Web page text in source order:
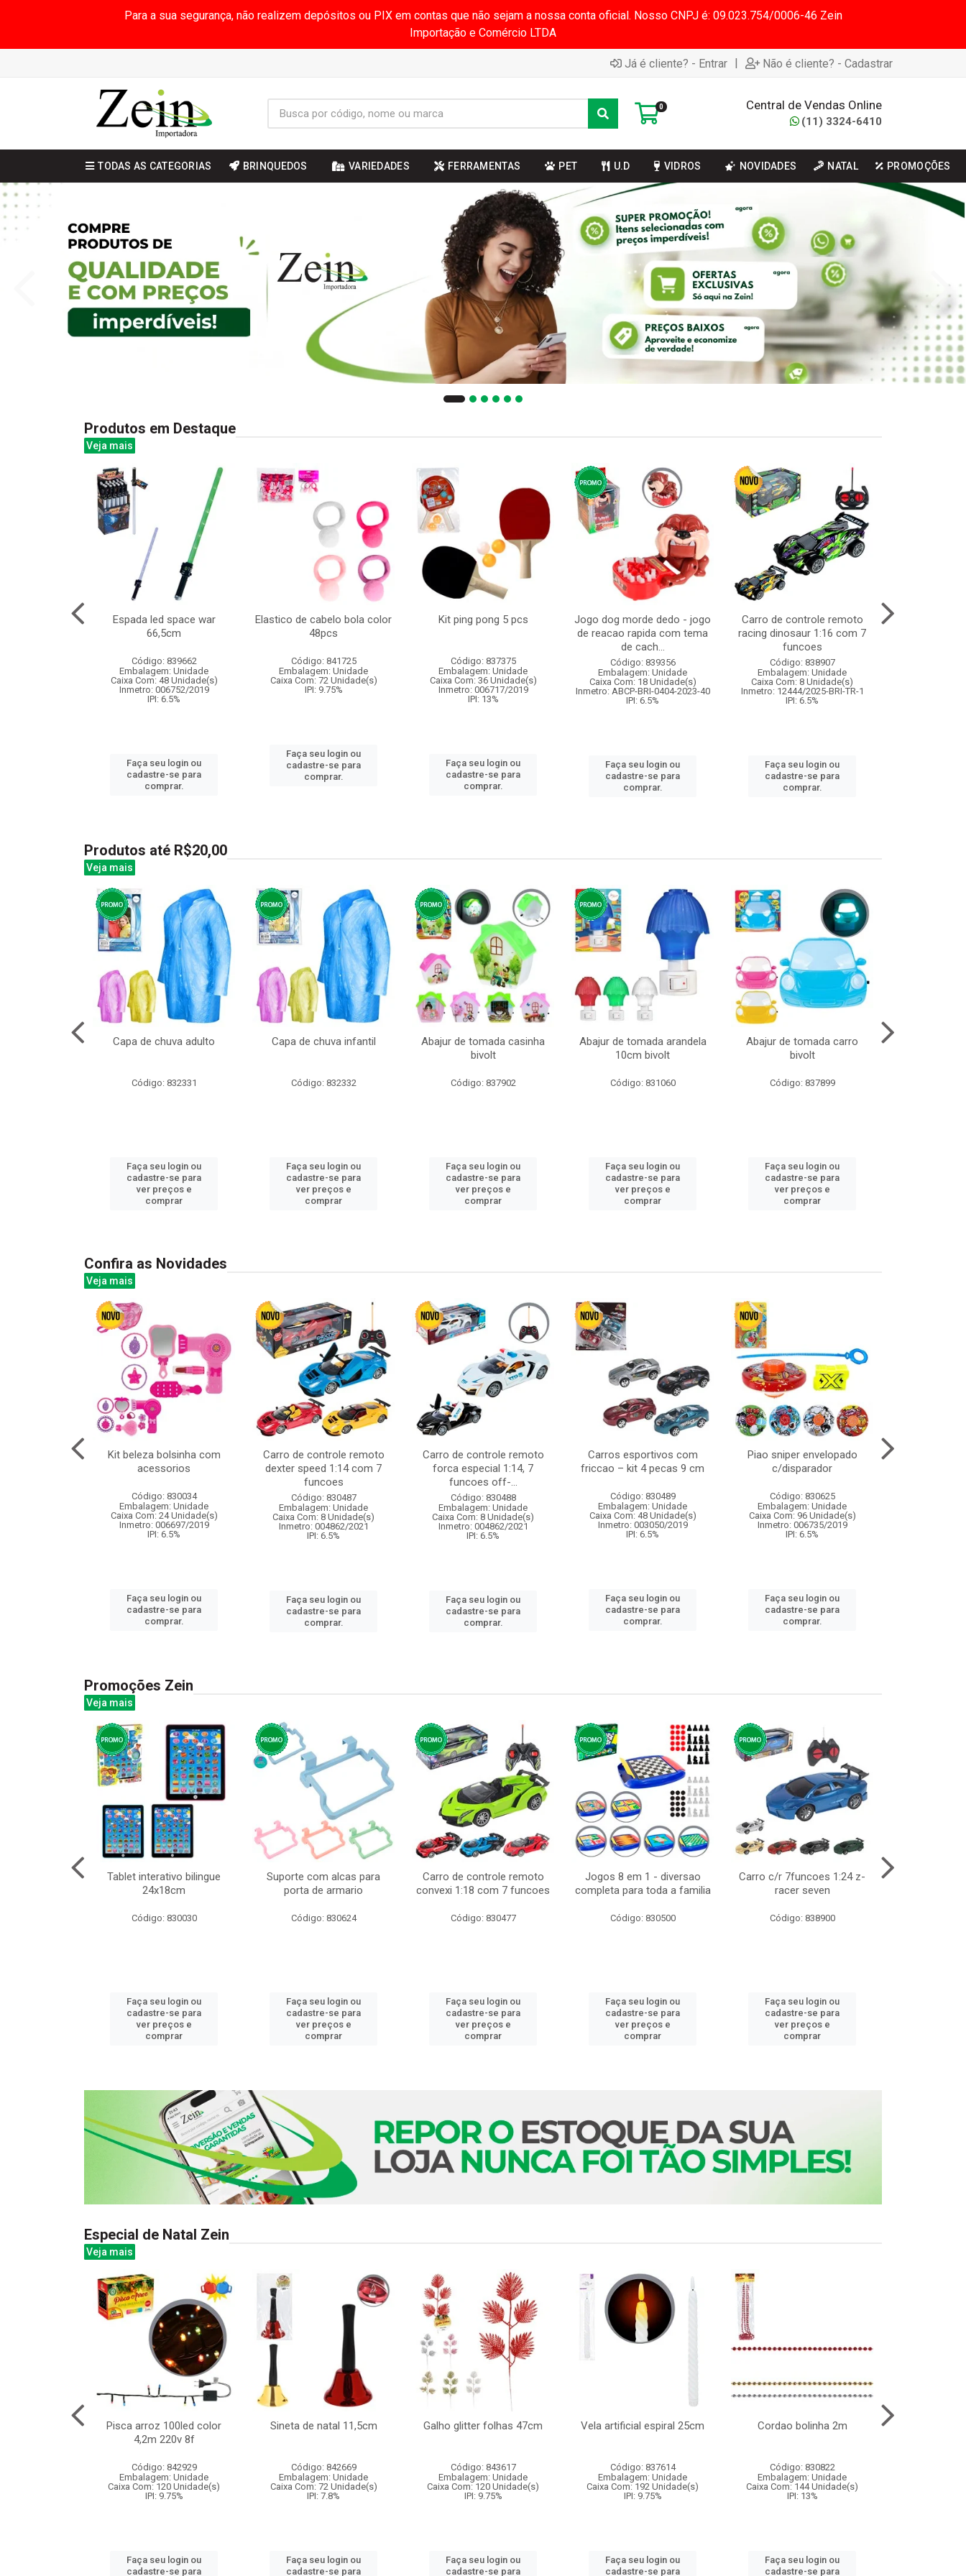
Para a sua segurança, não realizem depósitos ou PIX em contas que não sejam a nossa conta oficial. Nosso CNPJ é: 09.023.754/0006-46 Zein
Importação e Comércio LTDA
Já é cliente? - Entrar | Não é cliente? - Cadastrar
0 Central de Vendas Online
(11) 3324-6410
TODAS AS CATEGORIAS BRINQUEDOS VARIEDADES FERRAMENTAS PET U.D VIDROS NOVIDADES NATAL PROMOÇÕES
Produtos em Destaque
Veja mais
Espada led space war
66,5cm
Código: 839662
Embalagem: Unidade
Caixa Com: 48 Unidade(s)
Inmetro: 006752/2019
IPI: 6.5%
Faça seu login ou
cadastre-se para
comprar.
Elastico de cabelo bola color
48pcs
Código: 841725
Embalagem: Unidade
Caixa Com: 72 Unidade(s)
IPI: 9.75%
Faça seu login ou
cadastre-se para
comprar.
Kit ping pong 5 pcs
Código: 837375
Embalagem: Unidade
Caixa Com: 36 Unidade(s)
Inmetro: 006717/2019
IPI: 13%
Faça seu login ou
cadastre-se para
comprar.
Jogo dog morde dedo - jogo
de reacao rapida com tema
de cach...
Código: 839356
Embalagem: Unidade
Caixa Com: 18 Unidade(s)
Inmetro: ABCP-BRI-0404-2023-40
IPI: 6.5%
Faça seu login ou
cadastre-se para
comprar.
Carro de controle remoto
racing dinosaur 1:16 com 7
funcoes
Código: 838907
Embalagem: Unidade
Caixa Com: 8 Unidade(s)
Inmetro: 12444/2025-BRI-TR-1
IPI: 6.5%
Faça seu login ou
cadastre-se para
comprar.
Produtos até R$20,00
Veja mais
Capa de chuva adulto
Código: 832331
Faça seu login ou
cadastre-se para
ver preços e
comprar
Capa de chuva infantil
Código: 832332
Faça seu login ou
cadastre-se para
ver preços e
comprar
Abajur de tomada casinha
bivolt
Código: 837902
Faça seu login ou
cadastre-se para
ver preços e
comprar
Abajur de tomada arandela
10cm bivolt
Código: 831060
Faça seu login ou
cadastre-se para
ver preços e
comprar
Abajur de tomada carro
bivolt
Código: 837899
Faça seu login ou
cadastre-se para
ver preços e
comprar
Confira as Novidades
Veja mais
Kit beleza bolsinha com
acessorios
Código: 830034
Embalagem: Unidade
Caixa Com: 24 Unidade(s)
Inmetro: 006697/2019
IPI: 6.5%
Faça seu login ou
cadastre-se para
comprar.
Carro de controle remoto
dexter speed 1:14 com 7
funcoes
Código: 830487
Embalagem: Unidade
Caixa Com: 8 Unidade(s)
Inmetro: 004862/2021
IPI: 6.5%
Faça seu login ou
cadastre-se para
comprar.
Carro de controle remoto
forca especial 1:14, 7
funcoes off-...
Código: 830488
Embalagem: Unidade
Caixa Com: 8 Unidade(s)
Inmetro: 004862/2021
IPI: 6.5%
Faça seu login ou
cadastre-se para
comprar.
Carros esportivos com
friccao – kit 4 pecas 9 cm
Código: 830489
Embalagem: Unidade
Caixa Com: 48 Unidade(s)
Inmetro: 003050/2019
IPI: 6.5%
Faça seu login ou
cadastre-se para
comprar.
Piao sniper envelopado
c/disparador
Código: 830625
Embalagem: Unidade
Caixa Com: 96 Unidade(s)
Inmetro: 006735/2019
IPI: 6.5%
Faça seu login ou
cadastre-se para
comprar.
Promoções Zein
Veja mais
Tablet interativo bilingue
24x18cm
Código: 830030
Faça seu login ou
cadastre-se para
ver preços e
comprar
Suporte com alcas para
porta de armario
Código: 830624
Faça seu login ou
cadastre-se para
ver preços e
comprar
Carro de controle remoto
convexi 1:18 com 7 funcoes
Código: 830477
Faça seu login ou
cadastre-se para
ver preços e
comprar
Jogos 8 em 1 - diversao
completa para toda a familia
Código: 830500
Faça seu login ou
cadastre-se para
ver preços e
comprar
Carro c/r 7funcoes 1:24 z-
racer seven
Código: 838900
Faça seu login ou
cadastre-se para
ver preços e
comprar
Especial de Natal Zein
Veja mais
Pisca arroz 100led color
4,2m 220v 8f
Código: 842929
Embalagem: Unidade
Caixa Com: 120 Unidade(s)
IPI: 9.75%
Faça seu login ou
cadastre-se para
Sineta de natal 11,5cm
Código: 842669
Embalagem: Unidade
Caixa Com: 72 Unidade(s)
IPI: 7.8%
Faça seu login ou
cadastre-se para
Galho glitter folhas 47cm
Código: 843617
Embalagem: Unidade
Caixa Com: 120 Unidade(s)
IPI: 9.75%
Faça seu login ou
cadastre-se para
Vela artificial espiral 25cm
Código: 837614
Embalagem: Unidade
Caixa Com: 192 Unidade(s)
IPI: 9.75%
Faça seu login ou
cadastre-se para
Cordao bolinha 2m
Código: 830822
Embalagem: Unidade
Caixa Com: 144 Unidade(s)
IPI: 13%
Faça seu login ou
cadastre-se para